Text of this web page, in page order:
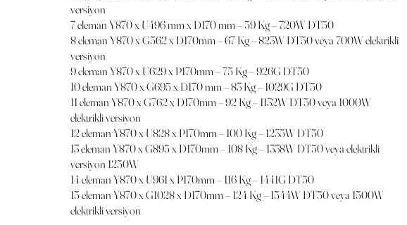
versiyon
7 eleman Y870 x U496 mm x D170 mm – 59 Kg – 720W DT50
8 eleman Y870 x G562 x D170mm – 67 Kg – 823W DT50 veya 700W elektrikli
versiyon
9 eleman Y870 x U629 x P170mm – 75 Kg – 926G DT50
10 eleman Y870 x G695 x D170 mm – 83 Kg – 1029G DT50
11 eleman Y870 x G762 x D170mm – 92 Kg – 1132W DT50 veya 1000W
elektrikli versiyon
12 eleman Y870 x U828 x P170mm – 100 Kg – 1235W DT50
13 eleman Y870 x G895 x D170mm – 108 Kg – 1338W DT50 veya elektrikli
versiyon 1250W
14 eleman Y870 x U961 x P170mm – 116 Kg – 1441G DT50
15 eleman Y870 x G1028 x D170mm – 124 Kg – 1544W DT50 veya 1500W
elektrikli versiyon